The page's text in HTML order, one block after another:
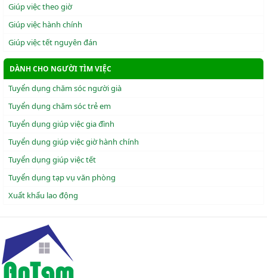
Giúp việc theo giờ
Giúp việc hành chính
Giúp việc tết nguyên đán
DÀNH CHO NGƯỜI TÌM VIỆC
Tuyển dụng chăm sóc người già
Tuyển dụng chăm sóc trẻ em
Tuyển dụng giúp việc gia đình
Tuyển dụng giúp việc giờ hành chính
Tuyển dụng giúp việc tết
Tuyển dụng tạp vụ văn phòng
Xuẩt khẩu lao động